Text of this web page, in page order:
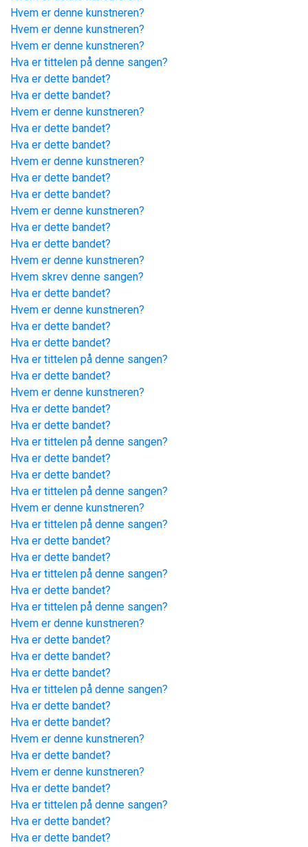
Hvem er denne kunstneren?
Hvem er denne kunstneren?
Hvem er denne kunstneren?
Hva er tittelen på denne sangen?
Hva er dette bandet?
Hva er dette bandet?
Hvem er denne kunstneren?
Hva er dette bandet?
Hva er dette bandet?
Hvem er denne kunstneren?
Hva er dette bandet?
Hva er dette bandet?
Hvem er denne kunstneren?
Hva er dette bandet?
Hva er dette bandet?
Hvem er denne kunstneren?
Hvem skrev denne sangen?
Hva er dette bandet?
Hvem er denne kunstneren?
Hva er dette bandet?
Hva er dette bandet?
Hva er tittelen på denne sangen?
Hva er dette bandet?
Hvem er denne kunstneren?
Hva er dette bandet?
Hva er dette bandet?
Hva er tittelen på denne sangen?
Hva er dette bandet?
Hva er dette bandet?
Hva er tittelen på denne sangen?
Hvem er denne kunstneren?
Hva er tittelen på denne sangen?
Hva er dette bandet?
Hva er dette bandet?
Hva er tittelen på denne sangen?
Hva er dette bandet?
Hva er tittelen på denne sangen?
Hvem er denne kunstneren?
Hva er dette bandet?
Hva er dette bandet?
Hva er dette bandet?
Hva er tittelen på denne sangen?
Hva er dette bandet?
Hva er dette bandet?
Hvem er denne kunstneren?
Hva er dette bandet?
Hvem er denne kunstneren?
Hva er dette bandet?
Hva er tittelen på denne sangen?
Hva er dette bandet?
Hva er dette bandet?